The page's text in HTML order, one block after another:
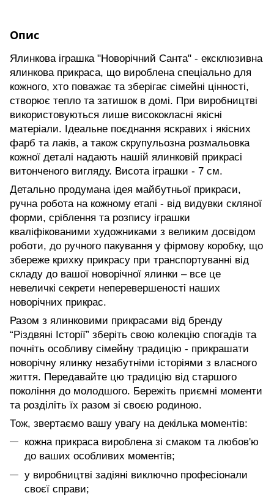
Опис
Ялинкова іграшка "Новорічний Санта" - ексклюзивна
ялинкова прикраса, що вироблена спеціально для
кожного, хто поважає та зберігає сімейні цінності,
створює тепло та затишок в домі. При виробництві
використовуються лише висококласні якісні
матеріали. Ідеальне поєднання яскравих і якісних
фарб та лаків, а також скрупульозна розмальовка
кожної деталі надають нашій ялинковій прикрасі
витонченого вигляду. Висота іграшки - 7 см.
Детально продумана ідея майбутньої прикраси,
ручна робота на кожному етапі - від видувки скляної
форми, сріблення та розпису іграшки
кваліфікованими художниками з великим досвідом
роботи, до ручного пакування у фірмову коробку, що
збереже крихку прикрасу при транспортуванні від
складу до вашої новорічної ялинки – все це
невеличкі секрети неперевершеності наших
новорічних прикрас.
Разом з ялинковими прикрасами від бренду
“Різдвяні Історії” зберіть свою колекцію спогадів та
почніть особливу сімейну традицію - прикрашати
новорічну ялинку незабутніми історіями з власного
життя. Передавайте цю традицію від старшого
покоління до молодшого. Бережіть приємні моменти
та розділіть їх разом зі своєю родиною.
Тож, звертаємо вашу увагу на декілька моментів:
кожна прикраса вироблена зі смаком та любов'ю
до ваших особливих моментів;
у виробництві задіяні виключно професіонали
своєї справи;